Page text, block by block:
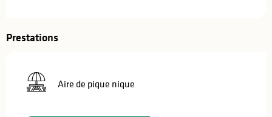
Prestations
Aire de pique nique